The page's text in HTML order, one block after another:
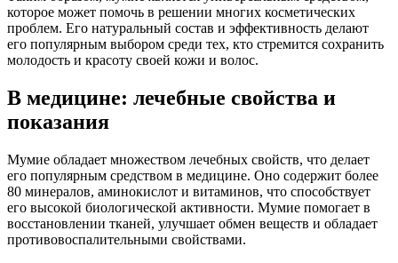
которое может помочь в решении многих косметических
проблем. Его натуральный состав и эффективность делают
его популярным выбором среди тех, кто стремится сохранить
молодость и красоту своей кожи и волос.
В медицине: лечебные свойства и
показания
Мумие обладает множеством лечебных свойств, что делает
его популярным средством в медицине. Оно содержит более
80 минералов, аминокислот и витаминов, что способствует
его высокой биологической активности. Мумие помогает в
восстановлении тканей, улучшает обмен веществ и обладает
противовоспалительными свойствами.